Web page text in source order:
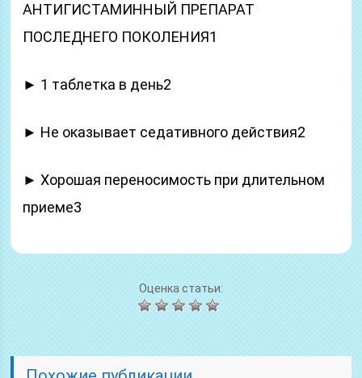
АНТИГИСТАМИННЫЙ ПРЕПАРАТ
ПОСЛЕДНЕГО ПОКОЛЕНИЯ1
► 1 таблетка в день2
► Не оказывает седативного действия2
► Хорошая переносимость при длительном
приеме3
Оценка статьи: